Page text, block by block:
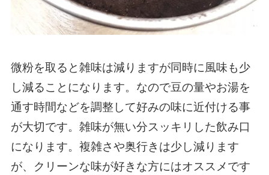
微粉を取ると雑味は減りますが同時に風味も少
し減ることになります。なので豆の量やお湯を
通す時間などを調整して好みの味に近付ける事
が大切です。雑味が無い分スッキリした飲み口
になります。複雑さや奥行きは少し減ります
が、クリーンな味が好きな方にはオススメです